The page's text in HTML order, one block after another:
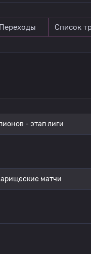
Переходы Список
- этап лиги
матчи